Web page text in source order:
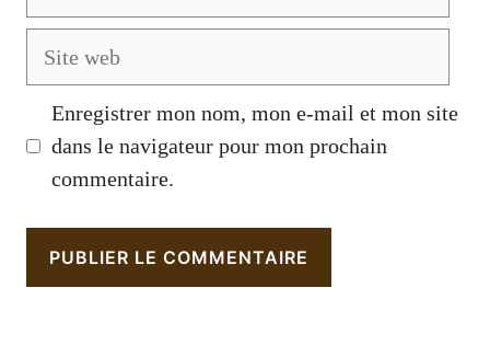
Enregistrer mon nom, mon e-mail et mon site
dans le navigateur pour mon prochain
commentaire.